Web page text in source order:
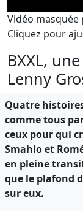
Vidéo masquée
Cliquez pour
BXXL,
Lenny
Quatre
comme tous
ceux pour qui
Smahlo et
en pleine
que le plafond
sur eux.